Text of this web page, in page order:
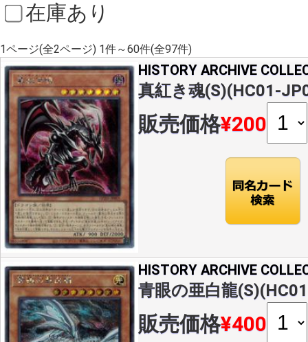
在庫あり
1ページ(全2ページ) 1件～60件(全97件)
HISTORY ARCHIVE
真紅き魂(S)(HC01-
販売価格¥200
HISTORY ARCHIVE
青眼の亜白龍
販売価格¥400